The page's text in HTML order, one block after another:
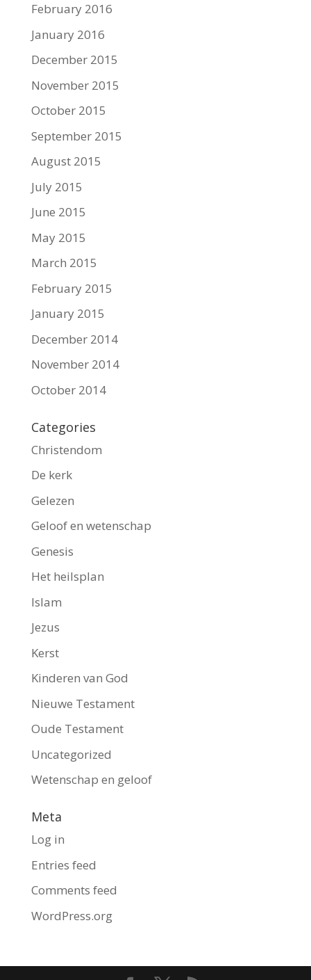
February 2016
January 2016
December 2015
November 2015
October 2015
September 2015
August 2015
July 2015
June 2015
May 2015
March 2015
February 2015
January 2015
December 2014
November 2014
October 2014
Categories
Christendom
De kerk
Gelezen
Geloof en wetenschap
Genesis
Het heilsplan
Islam
Jezus
Kerst
Kinderen van God
Nieuwe Testament
Oude Testament
Uncategorized
Wetenschap en geloof
Meta
Log in
Entries feed
Comments feed
WordPress.org